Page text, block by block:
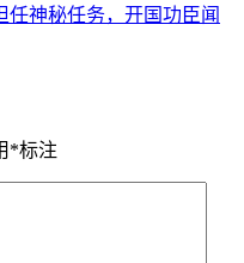
神秘任务，开国功臣闻
*标注